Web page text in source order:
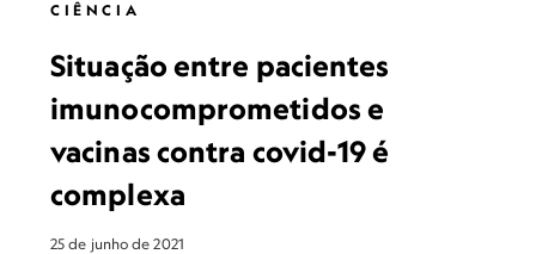
CIÊNCIA
Situação entre pacientes
imunocomprometidos e
vacinas contra covid-19 é
complexa
25 de junho de 2021